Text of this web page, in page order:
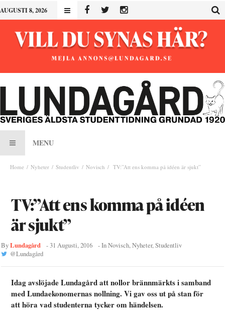
AUGUSTI 8, 2026
MENU
Home Nyheter Studentliv Novisch TV:”Att ens komma på idéen är sjukt”
TV:”Att ens komma på idéen
är sjukt”
ByLundagård -31 Augusti, 2016 - InNovisch,Nyheter,Studentliv
@Lundagård
Idag avslöjade Lundagård att nollor brännmärkts i samband
med Lundaekonomernas nollning. Vi gav oss ut på stan för
att höra vad studenterna tycker om händelsen.